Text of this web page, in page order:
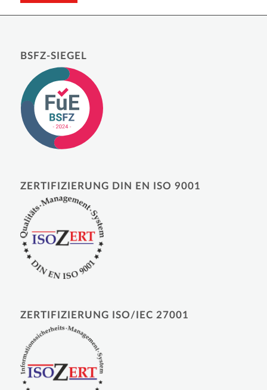
BSFZ-SIEGEL
ZERTIFIZIERUNG DIN EN ISO 9001
ZERTIFIZIERUNG ISO/IEC 27001